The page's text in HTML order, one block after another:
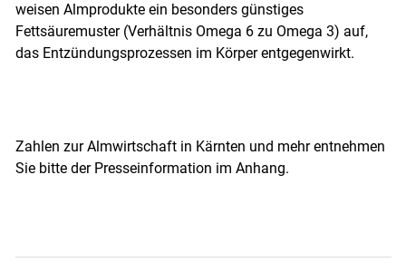
weisen Almprodukte ein besonders günstiges
Fettsäuremuster (Verhältnis Omega 6 zu Omega 3) auf,
das Entzündungsprozessen im Körper entgegenwirkt.
Zahlen zur Almwirtschaft in Kärnten und mehr entnehmen
Sie bitte der Presseinformation im Anhang.